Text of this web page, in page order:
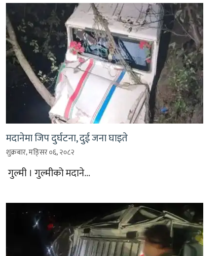
मदानेमा जिप दुर्घटना, दुई जना घाइते
शुक्रबार, मङि्सर ०६, २०८२
गुल्मी । गुल्मीको मदाने…